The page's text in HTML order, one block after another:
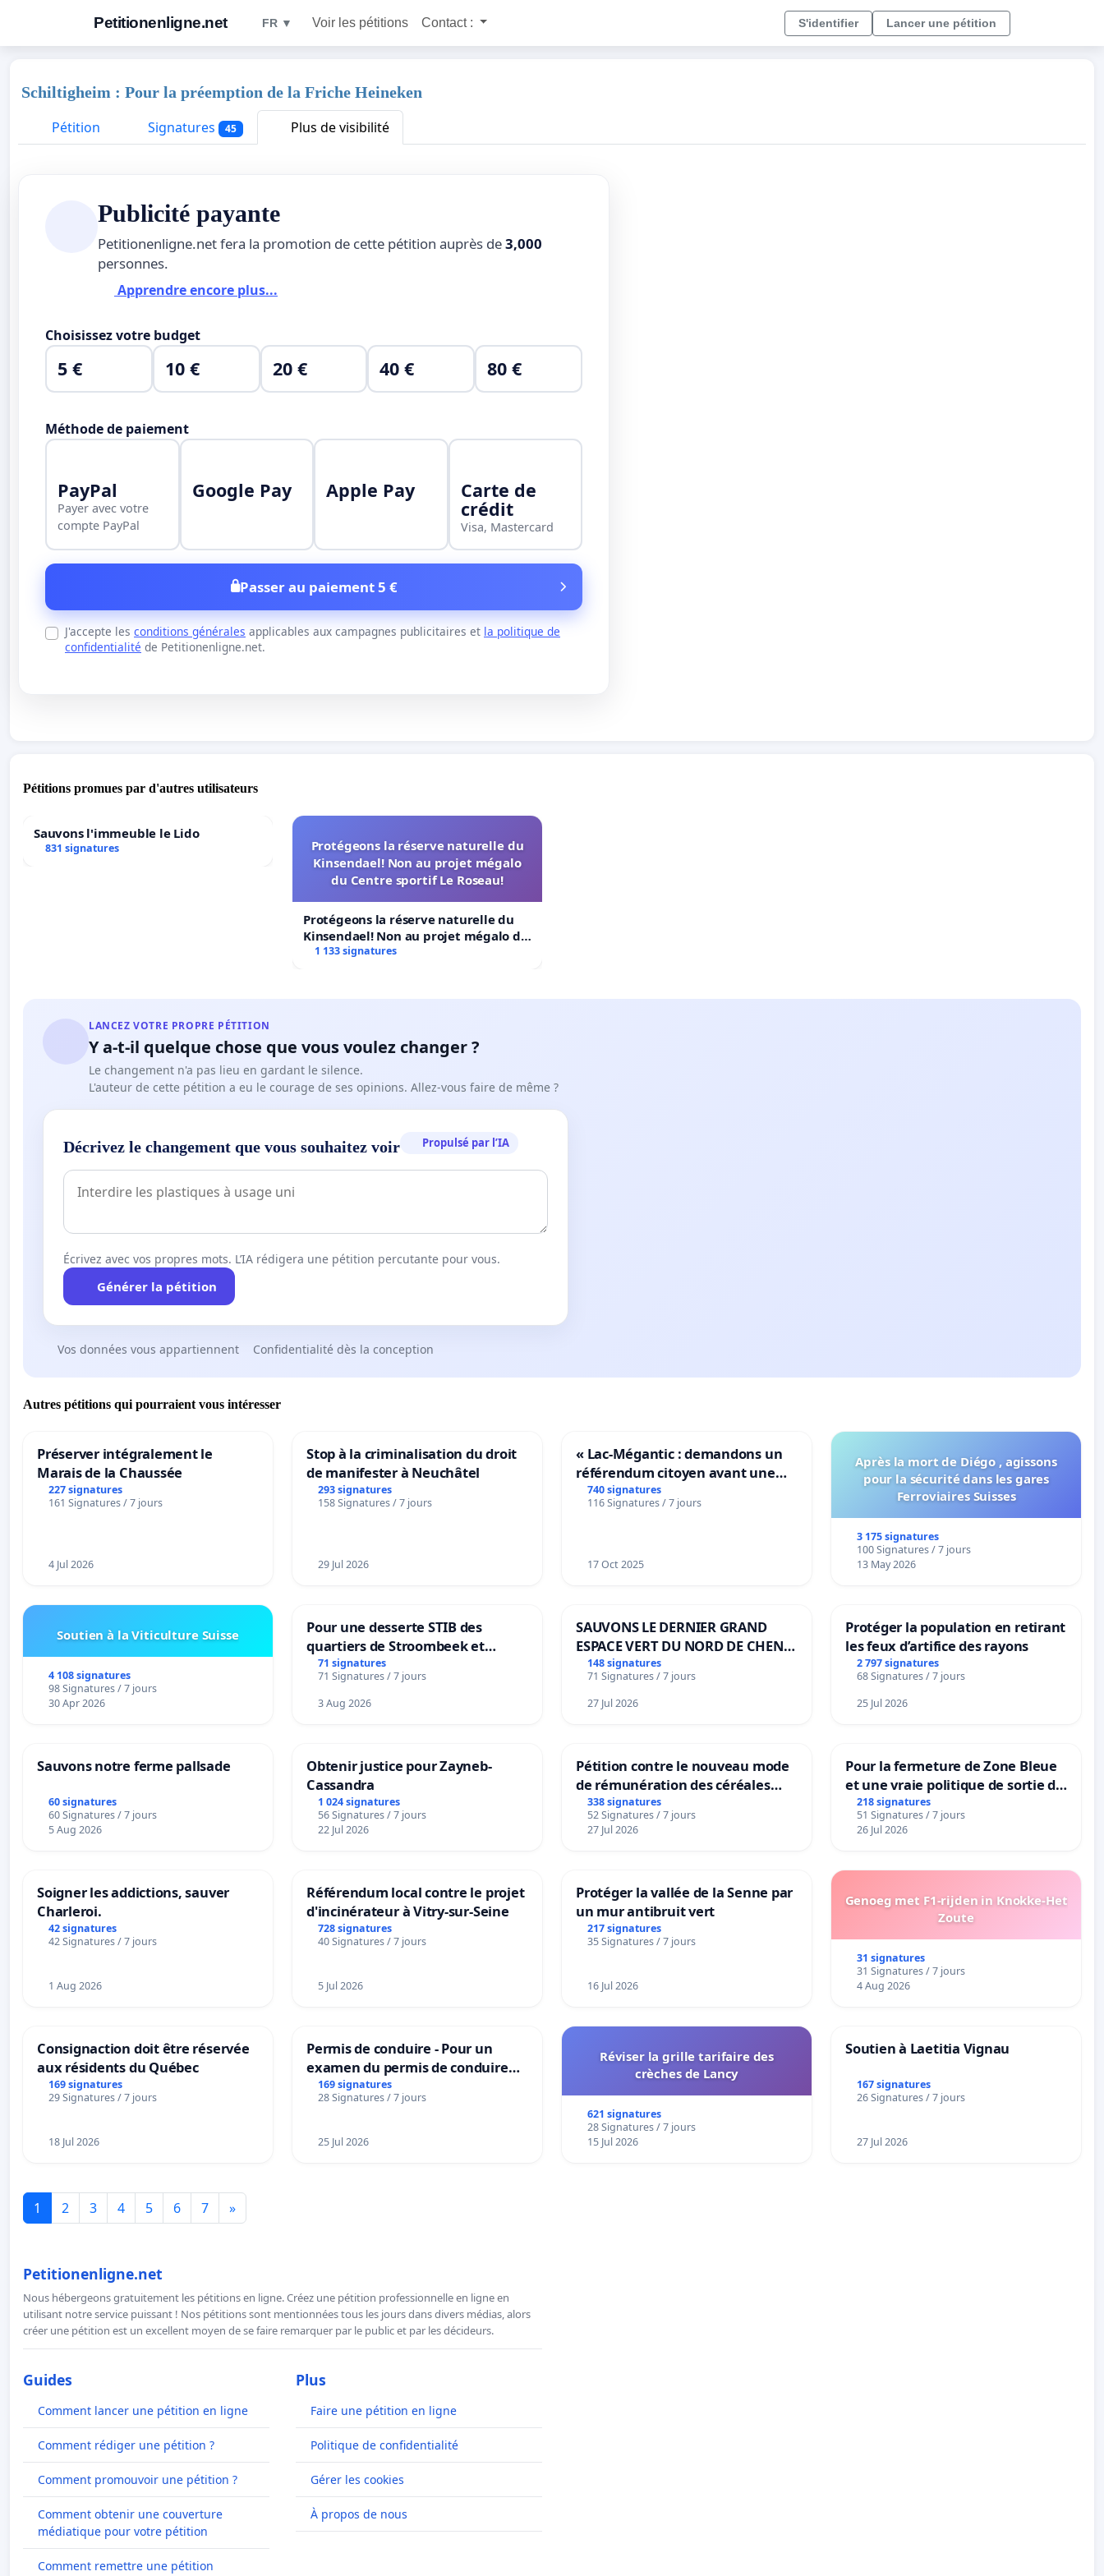
Petitionenligne.net FR ▼ Voir les pétitions Contact : S'identifier Lancer une pétition
Schiltigheim : Pour la préemption de la Friche Heineken
Pétition
Signatures 45 Plus de visibilité
Publicité payante
Petitionenligne.net fera la promotion de cette pétition auprès de3,000
personnes.
Apprendre encore plus...
Choisissez votre budget
5 € 10 € 20 € 40 € 80 €
Méthode de paiement
PayPal
Payer avec votre
compte PayPal
Google Pay Apple Pay Carte de
crédit
Visa, Mastercard
Passer au paiement 5 €
J'accepte les conditions générales applicables aux campagnes publicitaires et la politique de
confidentialité de Petitionenligne.net.
Pétitions promues par d'autres utilisateurs
Sauvons l'immeuble le Lido
831 signatures
Protégeons la réserve naturelle du
Kinsendael! Non au projet mégalo
du Centre sportif Le Roseau!
Protégeons la réserve naturelle du
Kinsendael! Non au projet mégalo du
Centre sportif Le Roseau!
1 133 signatures
LANCEZ VOTRE PROPRE PÉTITION
Y a-t-il quelque chose que vous voulez changer ?
Le changement n'a pas lieu en gardant le silence.
L'auteur de cette pétition a eu le courage de ses opinions. Allez-vous faire de même ?
Décrivez le changement que vous souhaitez voir Propulsé par l’IA
Écrivez avec vos propres mots. L’IA rédigera une pétition percutante pour vous.
Générer la pétition
Vos données vous appartiennent Confidentialité dès la conception
Autres pétitions qui pourraient vous intéresser
Préserver intégralement le
Marais de la Chaussée
227 signatures
161 Signatures / 7 jours
4 Jul 2026
Stop à la criminalisation du droit
de manifester à Neuchâtel
293 signatures
158 Signatures / 7 jours
29 Jul 2026
« Lac-Mégantic : demandons un
référendum citoyen avant une
transformation irréversible de
notre territoire »
740 signatures
116 Signatures / 7 jours
17 Oct 2025
Après la mort de Diégo , agissons
pour la sécurité dans les gares
Ferroviaires Suisses
3 175 signatures
100 Signatures / 7 jours
13 May 2026
Soutien à la Viticulture Suisse
4 108 signatures
98 Signatures / 7 jours
30 Apr 2026
Pour une desserte STIB des
quartiers de Stroombeek et
Beauval - Voor een MIVB-
bediening van de wijken
Strombeek en Het Voor
71 signatures
71 Signatures / 7 jours
3 Aug 2026
SAUVONS LE DERNIER GRAND
ESPACE VERT DU NORD DE CHENE-
BOUGERIES
148 signatures
71 Signatures / 7 jours
27 Jul 2026
Protéger la population en retirant
les feux d’artifice des rayons
2 797 signatures
68 Signatures / 7 jours
25 Jul 2026
Sauvons notre ferme pallsade
60 signatures
60 Signatures / 7 jours
5 Aug 2026
Obtenir justice pour Zayneb-
Cassandra
1 024 signatures
56 Signatures / 7 jours
22 Jul 2026
Pétition contre le nouveau mode
de rémunération des céréales
panifiables de Swiss granum basé
sur la teneur en protéines
338 signatures
52 Signatures / 7 jours
27 Jul 2026
Pour la fermeture de Zone Bleue
et une vraie politique de sortie de
la dépendance
218 signatures
51 Signatures / 7 jours
26 Jul 2026
Soigner les addictions, sauver
Charleroi.
42 signatures
42 Signatures / 7 jours
1 Aug 2026
Référendum local contre le projet
d'incinérateur à Vitry-sur-Seine
728 signatures
40 Signatures / 7 jours
5 Jul 2026
Protéger la vallée de la Senne par
un mur antibruit vert
217 signatures
35 Signatures / 7 jours
16 Jul 2026
Genoeg met F1-rijden in Knokke-Het
Zoute
31 signatures
31 Signatures / 7 jours
4 Aug 2026
Consignaction doit être réservée
aux résidents du Québec
169 signatures
29 Signatures / 7 jours
18 Jul 2026
Permis de conduire - Pour un
examen du permis de conduire
accessible dans plusieurs langues
à Bruxelles
169 signatures
28 Signatures / 7 jours
25 Jul 2026
Réviser la grille tarifaire des
crèches de Lancy
621 signatures
28 Signatures / 7 jours
15 Jul 2026
Soutien à Laetitia Vignau
167 signatures
26 Signatures / 7 jours
27 Jul 2026
1 2 3 4 5 6 7 »
Petitionenligne.net
Nous hébergeons gratuitement les pétitions en ligne. Créez une pétition professionnelle en ligne en
utilisant notre service puissant ! Nos pétitions sont mentionnées tous les jours dans divers médias, alors
créer une pétition est un excellent moyen de se faire remarquer par le public et par les décideurs.
Guides
Comment lancer une pétition en ligne
Comment rédiger une pétition ?
Comment promouvoir une pétition ?
Comment obtenir une couverture
médiatique pour votre pétition
Comment remettre une pétition
Plus
Faire une pétition en ligne
Politique de confidentialité
Gérer les cookies
À propos de nous